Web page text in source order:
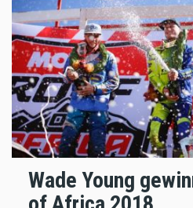
Wade Young